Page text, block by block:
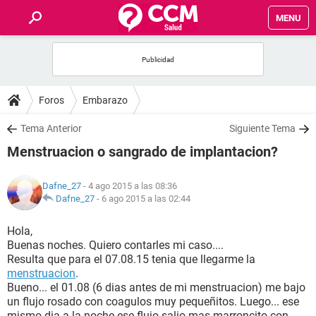
MENU
FOROS
SALUD
NUTRICIÓN
BIENESTAR
SEXUALIDAD
GLOSARIO
Foros Embarazo
Tema Anterior Siguiente Tema
Menstruacion o sangrado de implantacion?
Dafne_27 - 4 ago 2015 a las 08:36
Dafne_27 - 6 ago 2015 a las 02:44
Hola,
Buenas noches. Quiero contarles mi caso....
Resulta que para el 07.08.15 tenia que llegarme la
menstruacion.
Bueno... el 01.08 (6 dias antes de mi menstruacion) me bajo
un flujo rosado con coagulos muy pequeñitos. Luego... ese